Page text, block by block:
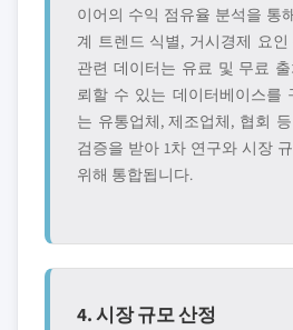
이어의 수익 점유율 분석을 통
계 트렌드 식별, 거시경제 요
관련 데이터는 유료 및 무료
뢰할 수 있는 데이터베이스를
는 유통업체, 제조업체, 협회
검증을 받아 1차 연구와 시장
위해 통합됩니다.
4. 시장 규모 산정